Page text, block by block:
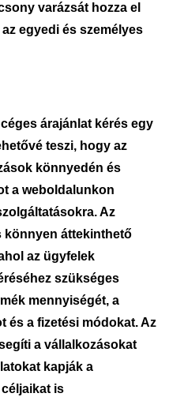
varázsát hozza el
egyedi és személyes
árajánlat kérés egy
teszi, hogy az
könnyedén és
a weboldalunkon
Az
könnyen áttekinthető
az ügyfelek
szükséges
mennyiségét, a
és a fizetési módokat. Az
a vállalkozásokat
kapják a
is